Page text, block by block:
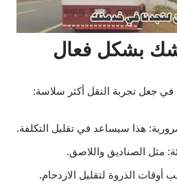
بشكل فعال
جعل تجربة النقل أكثر سلاسة:
هذا سيساعد في تقليل التكلفة.
مثل الصناديق واللاصق.
أوقات الذروة لتقليل الازدحام.